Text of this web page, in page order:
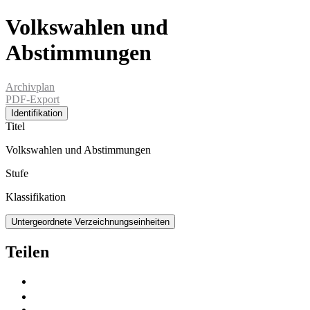
Volkswahlen und
Abstimmungen
Archivplan
PDF-Export
Identifikation
Titel
Volkswahlen und Abstimmungen
Stufe
Klassifikation
Untergeordnete Verzeichnungseinheiten
Teilen